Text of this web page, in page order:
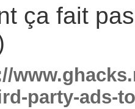
ça fait
party-ads-